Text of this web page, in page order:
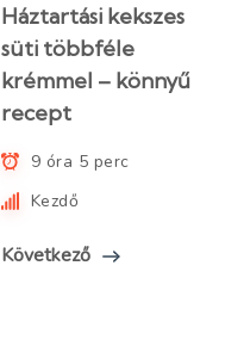
Háztartási kekszes
süti többféle
krémmel – könnyű
recept
9 óra 5 perc
Kezdő
Következő